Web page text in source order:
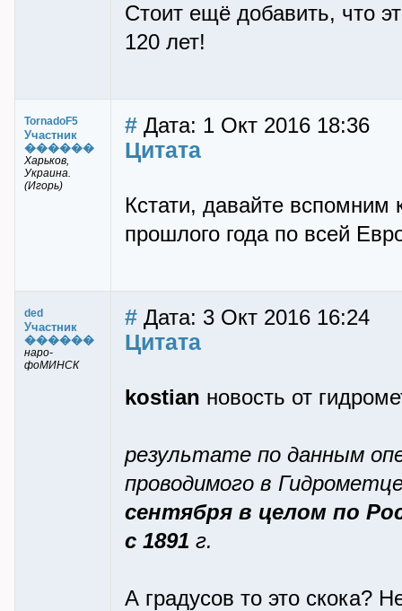
Стоит ещё добавить, что
120 лет!
TornadoF5
Участник
������
Харьков,
Украина.
(Игорь)
# Дата: 1 Окт 2016 18:36
Цитата
Кстати, давайте
прошлого года по всей
ded
Участник
������
наро-
фоМИНСК
# Дата: 3 Окт 2016 16:24
Цитата
kostian новость от
результате по данным
проводимого в
сентября в целом по
с 1891 г.
А градусов то это скока?